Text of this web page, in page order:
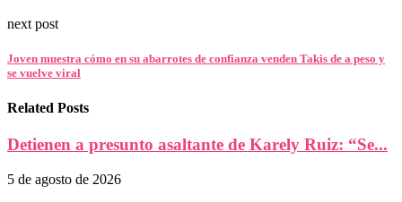
next post
Joven muestra cómo en su abarrotes de confianza venden Takis de a peso y
se vuelve viral
Related Posts
Detienen a presunto asaltante de Karely Ruiz: “Se...
5 de agosto de 2026